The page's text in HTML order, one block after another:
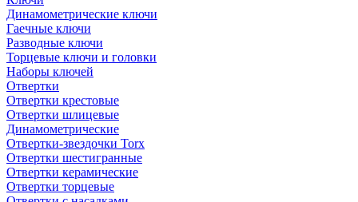
Динамометрические ключи
Гаечные ключи
Разводные ключи
Торцевые ключи и головки
Наборы ключей
Отвертки
Отвертки крестовые
Отвертки шлицевые
Динамометрические
Отвертки-звездочки Torx
Отвертки шестигранные
Отвертки керамические
Отвертки торцевые